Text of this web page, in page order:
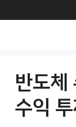
반도체
수익